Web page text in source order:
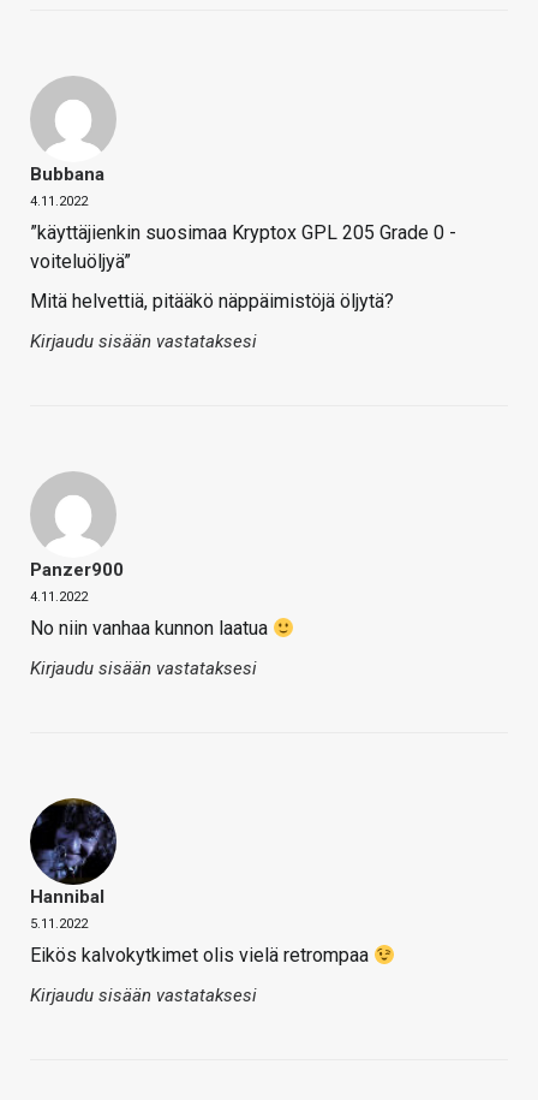
Bubbana
4.11.2022
”käyttäjienkin suosimaa Kryptox GPL 205 Grade 0 -
voiteluöljyä”
Mitä helvettiä, pitääkö näppäimistöjä öljytä?
Kirjaudu sisään vastataksesi
Panzer900
4.11.2022
No niin vanhaa kunnon laatua
Kirjaudu sisään vastataksesi
Hannibal
5.11.2022
Eikös kalvokytkimet olis vielä retrompaa
Kirjaudu sisään vastataksesi